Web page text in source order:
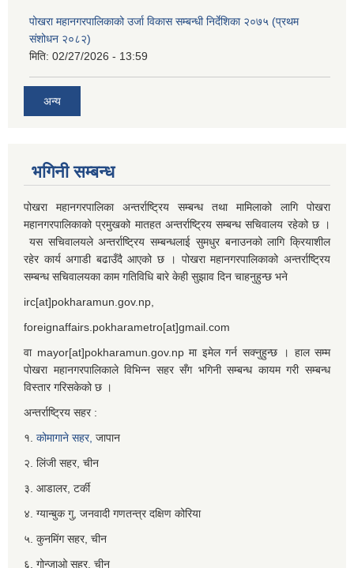
पोखरा महानगरपालिकाको उर्जा विकास सम्बन्धी निर्देशिका २०७५ (प्रथम
संशोधन २०८२)
मिति: 02/27/2026 - 13:59
अन्य
भगिनी सम्बन्ध
पोखरा महानगरपालिका अन्तर्राष्ट्रिय सम्बन्ध तथा मामिलाको लागि पोखरा
महानगरपालिकाको प्रमुखको मातहत अन्तर्राष्ट्रिय सम्बन्ध सचिवालय रहेको छ ।
यस सचिवालयले अन्तर्राष्ट्रिय सम्बन्धलाई सुमधुर बनाउनको लागि क्रियाशील
रहेर कार्य अगाडी बढाउँदै आएको छ । पोखरा महानगरपालिकाको अन्तर्राष्ट्रिय
सम्बन्ध सचिवालयका काम गतिविधि बारे केही सुझाव दिन चाहनुहुन्छ भने
irc[at]pokharamun.gov.np,
foreignaffairs.pokharametro[at]gmail.com
वा mayor[at]pokharamun.gov.np मा इमेल गर्न सक्नुहुन्छ । हाल सम्म
पोखरा महानगरपालिकाले विभिन्न सहर सँग भगिनी सम्बन्ध कायम गरी सम्बन्ध
विस्तार गरिसकेको छ ।
अन्तर्राष्ट्रिय सहर :
१. कोमागाने सहर, जापान
२. लिंजी सहर, चीन
३. आडालर, टर्की
४. ग्यान्बुक गु, जनवादी गणतन्त्र दक्षिण कोरिया
५. कुनमिंग सहर, चीन
६. गोन्जाओ सहर, चीन